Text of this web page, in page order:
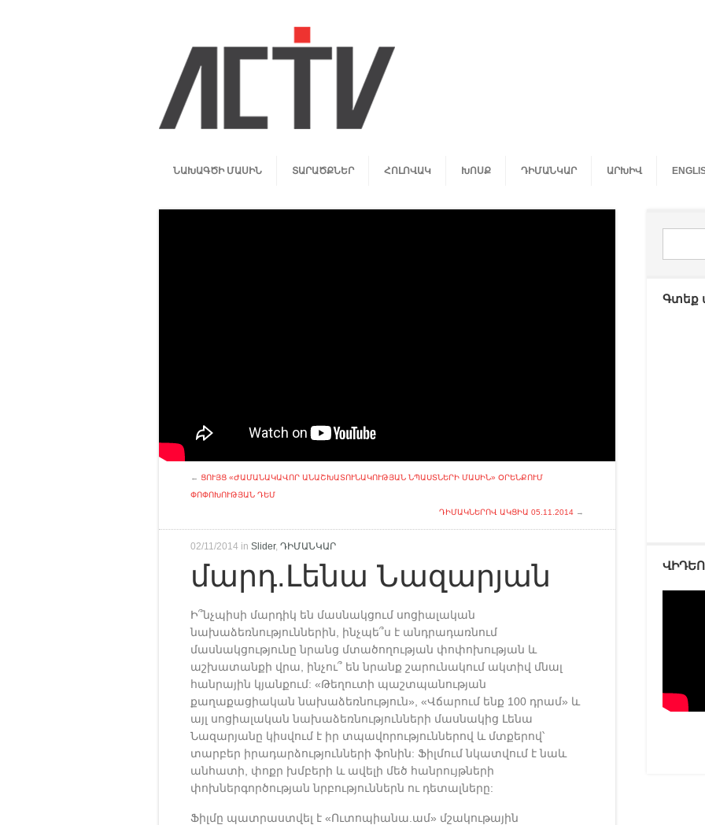
ՆԱԽԱԳԾԻ ՄԱՍԻՆ ՏԱՐԱԾՔՆԵՐ ՀՈԼՈՎԱԿ ԽՈՍՔ ԴԻՄԱՆԿԱՐ ԱՐԽԻՎ
← ՑՈՒՅՑ «ԺԱՄԱՆԱԿԱՎՈՐ ԱՆԱՇԽԱՏՈՒՆԱԿՈՒԹՅԱՆ ՆՊԱՍՏՆԵՐԻ ՄԱՍԻՆ» ՕՐԵՆՔՈՒՄ
ՓՈՓՈԽՈՒԹՅԱՆ ԴԵՄ
ԴԻՄԱԿՆԵՐՈՎ ԱԿՑԻԱ 05.11.2014 →
02/11/2014 in Slider, ԴԻՄԱՆԿԱՐ
մարդ.Լենա Նազարյան
Ի՞նչպիսի մարդիկ են մասնակցում սոցիալական
նախաձեռնություններին, ինչպե՞ս է անդրադառնում
մասնակցությունը նրանց մտածողության փոփոխության և
աշխատանքի վրա, ինչու՞ են նրանք շարունակում ակտիվ մնալ
հանրային կյանքում: «Թեղուտի պաշտպանության
քաղաքացիական նախաձեռնություն», «Վճարում ենք 100 դրամ» և
այլ սոցիալական նախաձեռնությունների մասնակից Լենա
Նազարյանը կիսվում է իր տպավորություններով և մտքերով՝
տարբեր իրադարձությունների ֆոնին: Ֆիլմում նկատվում է նաև
անհատի, փոքր խմբերի և ավելի մեծ հանրույթների
փոխներգործության նրբություններն ու դետալները:
Ֆիլմը պատրաստվել է «Ուտոպիանա.ամ» մշակութային
Գտեք